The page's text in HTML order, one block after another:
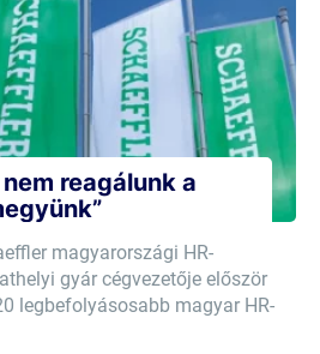
reagálunk a
magyarországi HR-
gyár cégvezetője először
legbefolyásosabb magyar HR-